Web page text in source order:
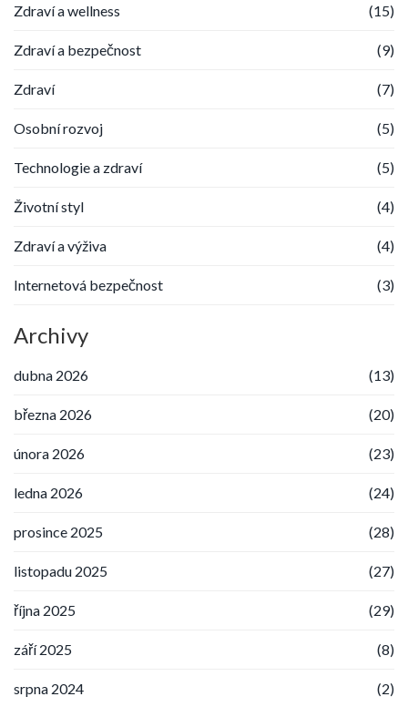
Zdraví a wellness (15)
Zdraví a bezpečnost (9)
Zdraví (7)
Osobní rozvoj (5)
Technologie a zdraví (5)
Životní styl (4)
Zdraví a výživa (4)
Internetová bezpečnost (3)
Archivy
dubna 2026 (13)
března 2026 (20)
února 2026 (23)
ledna 2026 (24)
prosince 2025 (28)
listopadu 2025 (27)
října 2025 (29)
září 2025 (8)
srpna 2024 (2)